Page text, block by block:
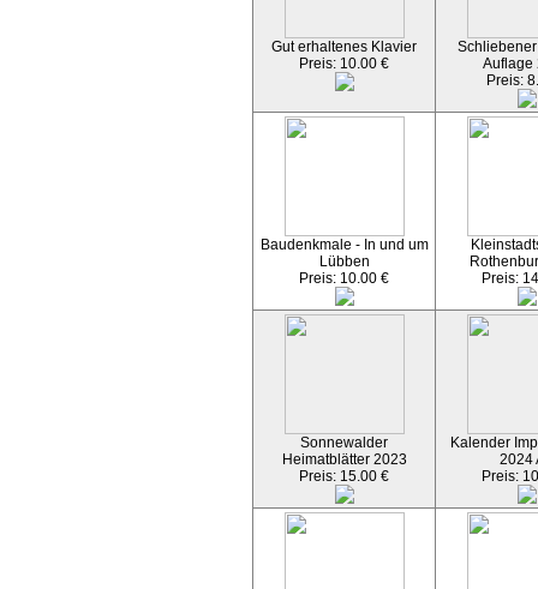
Gut erhaltenes Klavier
Preis: 10.00 €
Auflage
Preis:
Baudenkmale - In und um
Lübben
Preis: 10.00 €
Preis:
Sonnewalder
Heimatblätter 2023
Preis: 15.00 €
Kalender
2024
Preis: